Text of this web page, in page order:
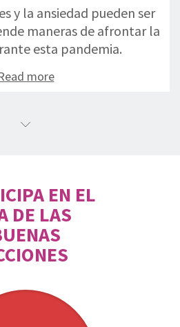
y la ansiedad pueden ser
maneras de afrontar la
esta pandemia.
more
EN EL
DE LAS